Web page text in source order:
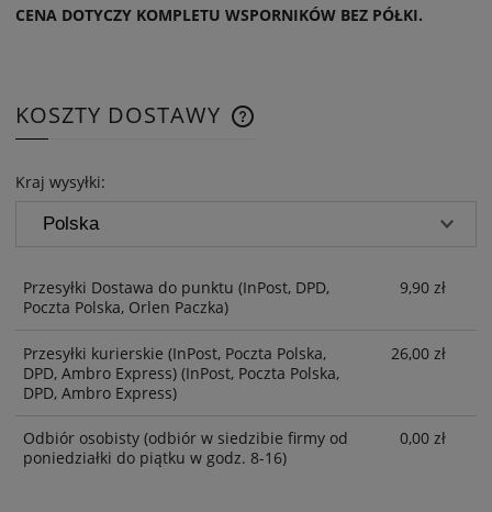
CENA DOTYCZY KOMPLETU WSPORNIKÓW BEZ PÓŁKI.
KOSZTY DOSTAWY
Kraj wysyłki:
Przesyłki Dostawa do punktu (InPost, DPD,
Poczta Polska, Orlen Paczka)
9,90 zł
Przesyłki kurierskie (InPost, Poczta Polska,
DPD, Ambro Express) (InPost, Poczta Polska,
DPD, Ambro Express)
26,00 zł
Odbiór osobisty (odbiór w siedzibie firmy od
poniedziałki do piątku w godz. 8-16)
0,00 zł